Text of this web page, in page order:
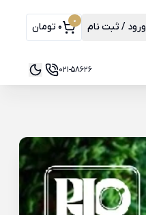
ورود / ثبت نام 0 0 تومان
021-58626